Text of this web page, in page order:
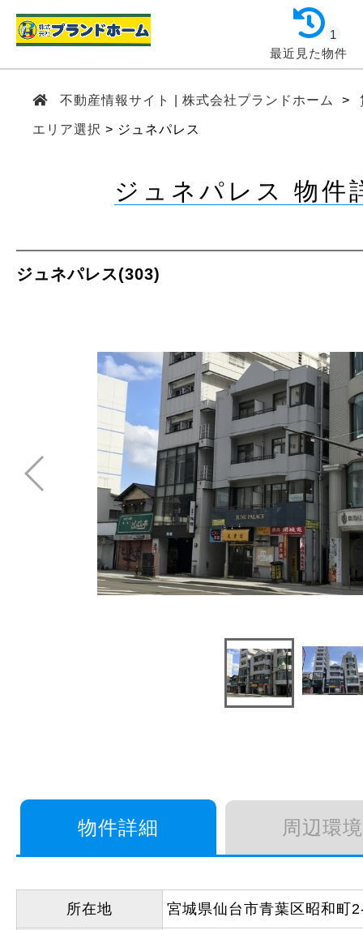
最近見た物件
1
不動産情報サイト | 株式会社プランドホーム
エリア選択 ジュネパレス
ジュネパレス 物件
ジュネパレス(303)
物件詳細 周辺環境
所在地 宮城県仙台市青葉区昭和町